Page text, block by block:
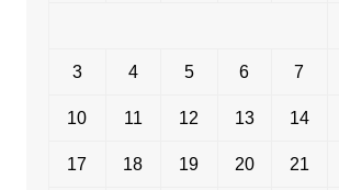
3 4 5 6 7
10 11 12 13 14
17 18 19 20 21